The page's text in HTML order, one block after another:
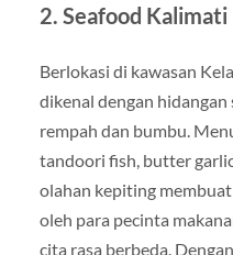
2. Seafood Kalimati
Berlokasi di kawasan
dikenal dengan hidangan
rempah dan bumbu.
tandoori fish, butter
olahan kepiting
oleh para pecinta
cita rasa berbeda.